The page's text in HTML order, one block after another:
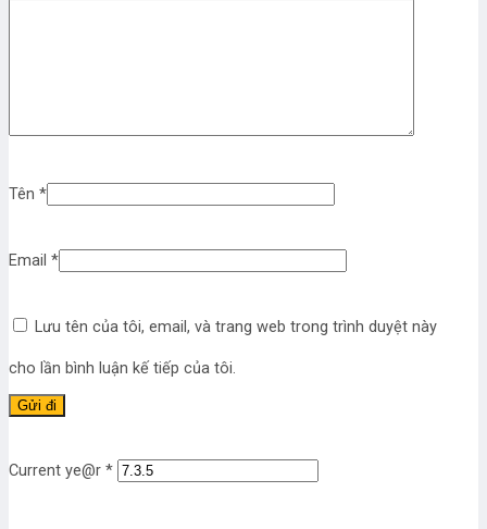
Tên *
Email *
Lưu tên của tôi, email, và trang web trong trình duyệt này
cho lần bình luận kế tiếp của tôi.
Current ye@r *